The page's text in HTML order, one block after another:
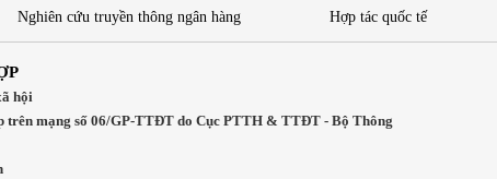
Nghiên cứu truyền thông ngân hàng Hợp tác quốc tế
hội
trên mạng số 06/GP-TTĐT do Cục PTTH & TTĐT - Bộ Thông